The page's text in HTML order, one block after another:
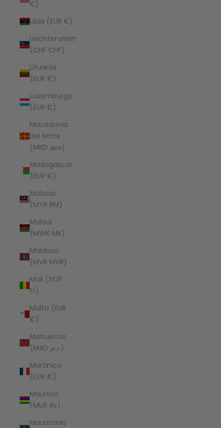
€)
Libia (EUR €)
Liechtenstein
(CHF CHF)
Lituania
(EUR €)
Luxemburgo
(EUR €)
Macedonia
del Norte
(MKD ден)
Madagascar
(EUR €)
Malasia
(MYR RM)
Malaui
(MWK MK)
Maldivas
(MVR MVR)
Mali (XOF
Fr)
Malta (EUR
€)
Marruecos
(MAD د.م.)
Martinica
(EUR €)
Mauricio
(MUR ₨)
Mauritania